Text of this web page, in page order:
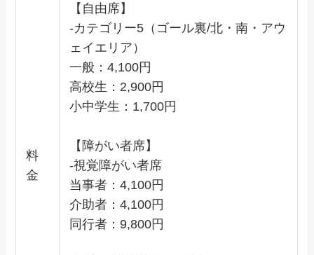
料
金
【自由席】
-カテゴリー5（ゴール裏/北・南・アウ
ェイエリア）
一般：4,100円
高校生：2,900円
小中学生：1,700円
【障がい者席】
-視覚障がい者席
当事者：4,100円
介助者：4,100円
同行者：9,800円